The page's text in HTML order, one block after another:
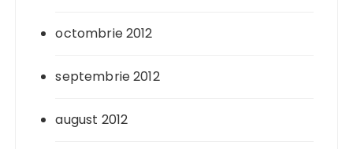
octombrie 2012
septembrie 2012
august 2012